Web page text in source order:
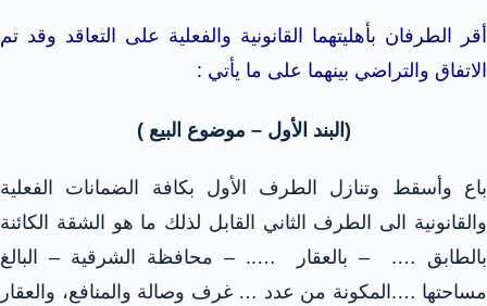
أقر الطرفان بأهليتهما القانونية والفعلية على التعاقد وقد تم
الاتفاق والتراضي بينهما على ما يأتي :
(البند الأول – موضوع البيع )
باع وأسقط وتنازل الطرف الأول بكافة الضمانات الفعلية
والقانونية الى الطرف الثاني القابل لذلك ما هو الشقة الكائنة
بالطابق …. – بالعقار ….. – محافظة الشرقية – البالغ
مساحتها ….المكونة من عدد … غرف وصالة والمنافع، والعقار